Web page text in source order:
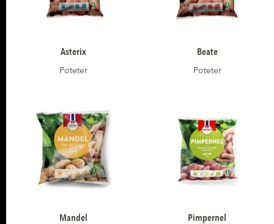
Asterix
Poteter
Beate
Poteter
Mandel Pimpernel